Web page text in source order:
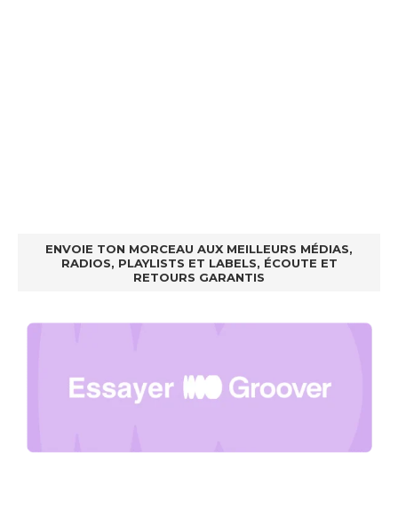
ENVOIE TON MORCEAU AUX MEILLEURS MÉDIAS,
RADIOS, PLAYLISTS ET LABELS, ÉCOUTE ET
RETOURS GARANTIS